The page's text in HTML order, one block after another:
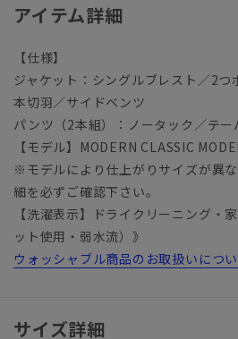
アイテム詳細
【仕様】
ジャケット：シングルブレスト／2つ
本切羽／サイドベンツ
パンツ（2本組）：ノータック／テー
【モデル】MODERN CLASSIC
※モデルにより仕上がりサイズが異
細を必ずご確認下さい。
【洗濯表示】ドライクリーニング・
ット使用・弱水流）》
ウォッシャブル商品のお取扱いにつ
サイズ詳細